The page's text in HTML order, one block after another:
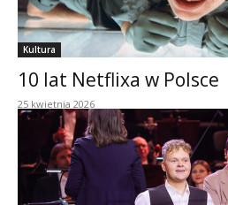
Kultura
10 lat Netflixa w Polsce
25 kwietnia 2026